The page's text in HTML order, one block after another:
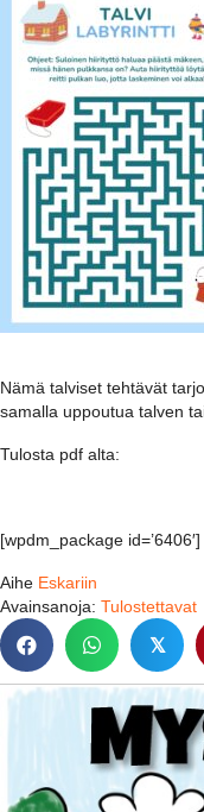
Nämä talviset tehtävät
samalla uppoutua talven
Tulosta pdf alta:
[wpdm_package id=’6406′]
Aihe Eskariin
Avainsanoja: Tulostettavat
𝕏